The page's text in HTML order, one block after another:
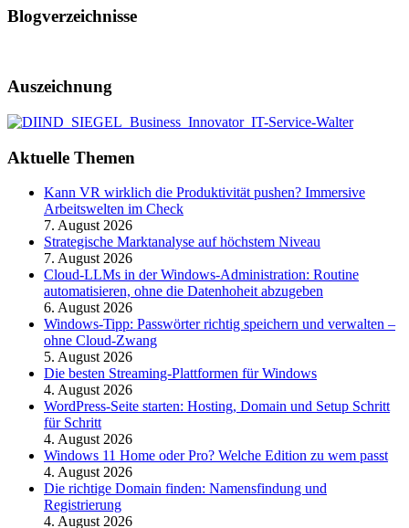
Blogverzeichnisse
Auszeichnung
Aktuelle Themen
Kann VR wirklich die Produktivität pushen? Immersive
Arbeitswelten im Check
7. August 2026
Strategische Marktanalyse auf höchstem Niveau
7. August 2026
Cloud-LLMs in der Windows-Administration: Routine
automatisieren, ohne die Datenhoheit abzugeben
6. August 2026
Windows-Tipp: Passwörter richtig speichern und verwalten –
ohne Cloud-Zwang
5. August 2026
Die besten Streaming-Plattformen für Windows
4. August 2026
WordPress-Seite starten: Hosting, Domain und Setup Schritt
für Schritt
4. August 2026
Windows 11 Home oder Pro? Welche Edition zu wem passt
4. August 2026
Die richtige Domain finden: Namensfindung und
Registrierung
4. August 2026